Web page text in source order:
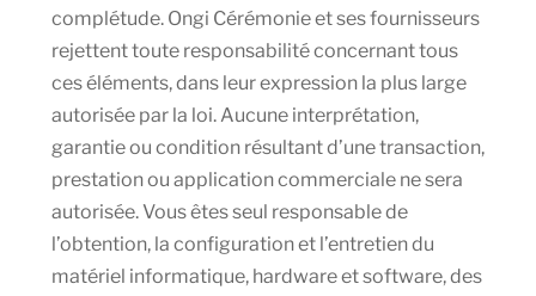
complétude. Ongi Cérémonie et ses fournisseurs
rejettent toute responsabilité concernant tous
ces éléments, dans leur expression la plus large
autorisée par la loi. Aucune interprétation,
garantie ou condition résultant d’une transaction,
prestation ou application commerciale ne sera
autorisée. Vous êtes seul responsable de
l’obtention, la configuration et l’entretien du
matériel informatique, hardware et software, des